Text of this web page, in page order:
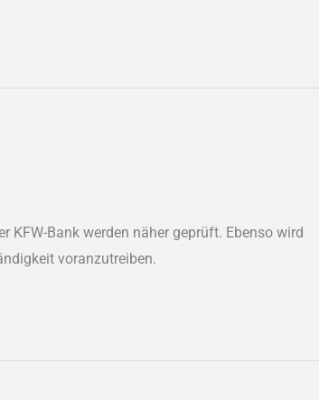
KFW-Bank werden näher geprüft. Ebenso wird
voranzutreiben.